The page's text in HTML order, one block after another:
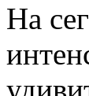
На